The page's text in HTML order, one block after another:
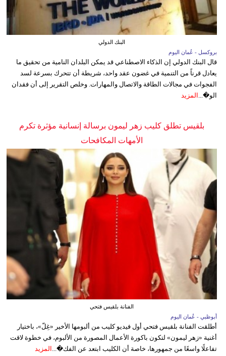
البنك الدولي
بروكسل - عُمان اليوم
قال البنك الدولي إن الذكاء الاصطناعي قد يمكن البلدان النامية من تحقيق ما
يعادل قرناً من التنمية في غضون عقد واحد، شريطة أن تتحرك بسرعة لسد
الفجوات في مجالات الطاقة والاتصال والمهارات. وخلص التقرير إلى أن فقدان
الو�...
المزيد
بلقيس تطلق كليب زهر ليمون برسالة إنسانية مؤثرة تكرم
الأمهات المكافحات
الفنانة بلقيس فتحي
أبوظبي - عُمان اليوم
أطلقت الفنانة بلقيس فتحي أول فيديو كليب من ألبومها الأخير «غِلّ»، باختيار
أغنية «زهر ليمون» لتكون باكورة الأعمال المصورة من الألبوم، في خطوة لاقت
تفاعلًا واسعًا من جمهورها، خاصة أن الكليب ابتعد عن الفك�... المزيد